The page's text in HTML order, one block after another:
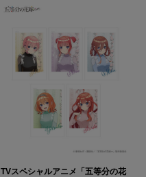
TVスペシャルアニメ「五等分の花